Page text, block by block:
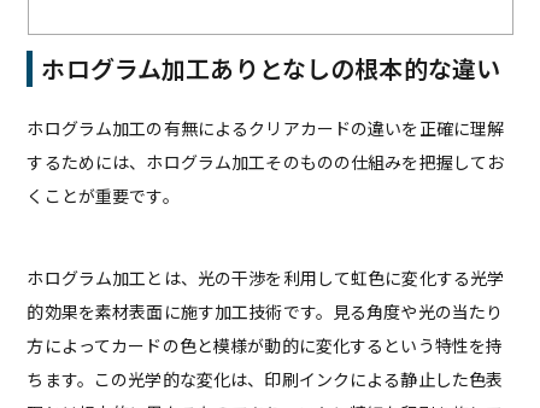
ホログラム加工ありとなしの根本的な違い
ホログラム加工の有無によるクリアカードの違いを正確に理解
するためには、ホログラム加工そのものの仕組みを把握してお
くことが重要です。
ホログラム加工とは、光の干渉を利用して虹色に変化する光学
的効果を素材表面に施す加工技術です。見る角度や光の当たり
方によってカードの色と模様が動的に変化するという特性を持
ちます。この光学的な変化は、印刷インクによる静止した色表